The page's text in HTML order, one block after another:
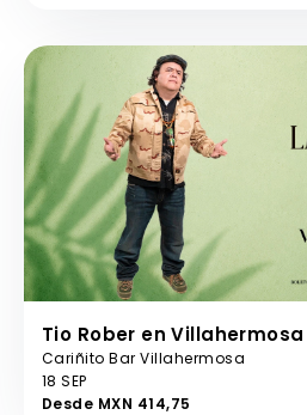
Tio Rober en Villahermosa
Cariñito Bar Villahermosa
18 SEP
Desde MXN 414,75